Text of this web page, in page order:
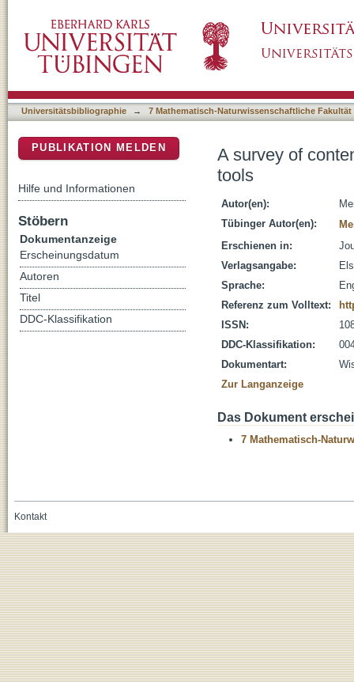
Universitätsbibliographie → 7 Mathematisch-Naturwissenschaftliche Fakultät
A survey of
tools
Autor(en):
Tübinger Autor(en):
Erschienen in:
Verlagsangabe:
Sprache:
Referenz zum Volltext:
ISSN:
DDC-Klassifikation:
Dokumentart:
Zur Langanzeige
Das Dokument
7 Mathematisch-
PUBLIKATION MELDEN
Hilfe und Informationen
Stöbern
Dokumentanzeige
Erscheinungsdatum
Autoren
Titel
DDC-Klassifikation
Kontakt